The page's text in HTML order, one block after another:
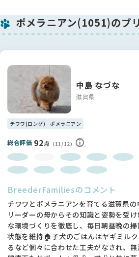
非常に賢い事です❤️
我が犬舎は スタンダードは勿論 性
られるご家庭 または在住犬がいらっ
心してお迎えいただけるように日々努
を組んで 愛情いっぱいで育てておりま
ポメラニアン(1051)のブ
中島 なづな
滋賀県
チワワ(ロング) ポメラニアン
総合評価 92点 （11/12）
BreederFamiliesのコメント
チワワとポメラニアンを育てる滋賀県
リーダーの母からその知識と姿勢を受
な環境づくりを徹底し、毎日朝昼晩の
状態を維持🏠子犬のごはんはヤギミル
るなど個々に合わせた工夫がなされ、